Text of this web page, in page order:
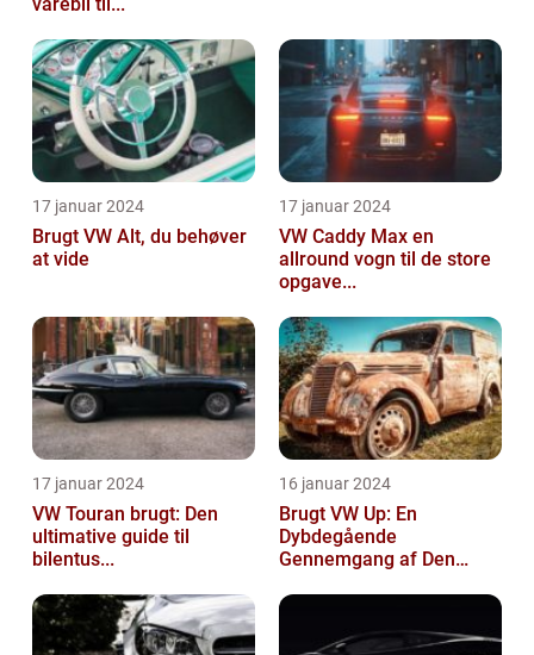
17 januar 2024
Brugt VW Alt, du behøver
at vide
17 januar 2024
VW Caddy Max en
allround vogn til de store
opgave...
17 januar 2024
VW Touran brugt: Den
ultimative guide til
bilentus...
16 januar 2024
Brugt VW Up: En
Dybdegående
Gennemgang af Den